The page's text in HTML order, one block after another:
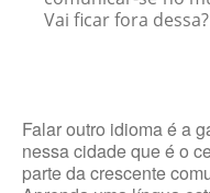
Vai ficar fora dessa?
Falar outro idioma é a
nessa cidade que é o
parte da crescente